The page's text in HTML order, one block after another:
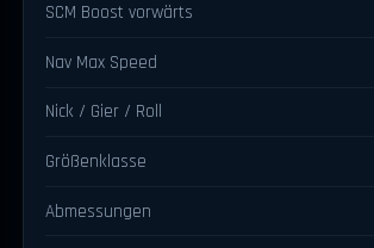
SCM Boost vorwärts
Nav Max Speed
Nick / Gier / Roll
Größenklasse
Abmessungen